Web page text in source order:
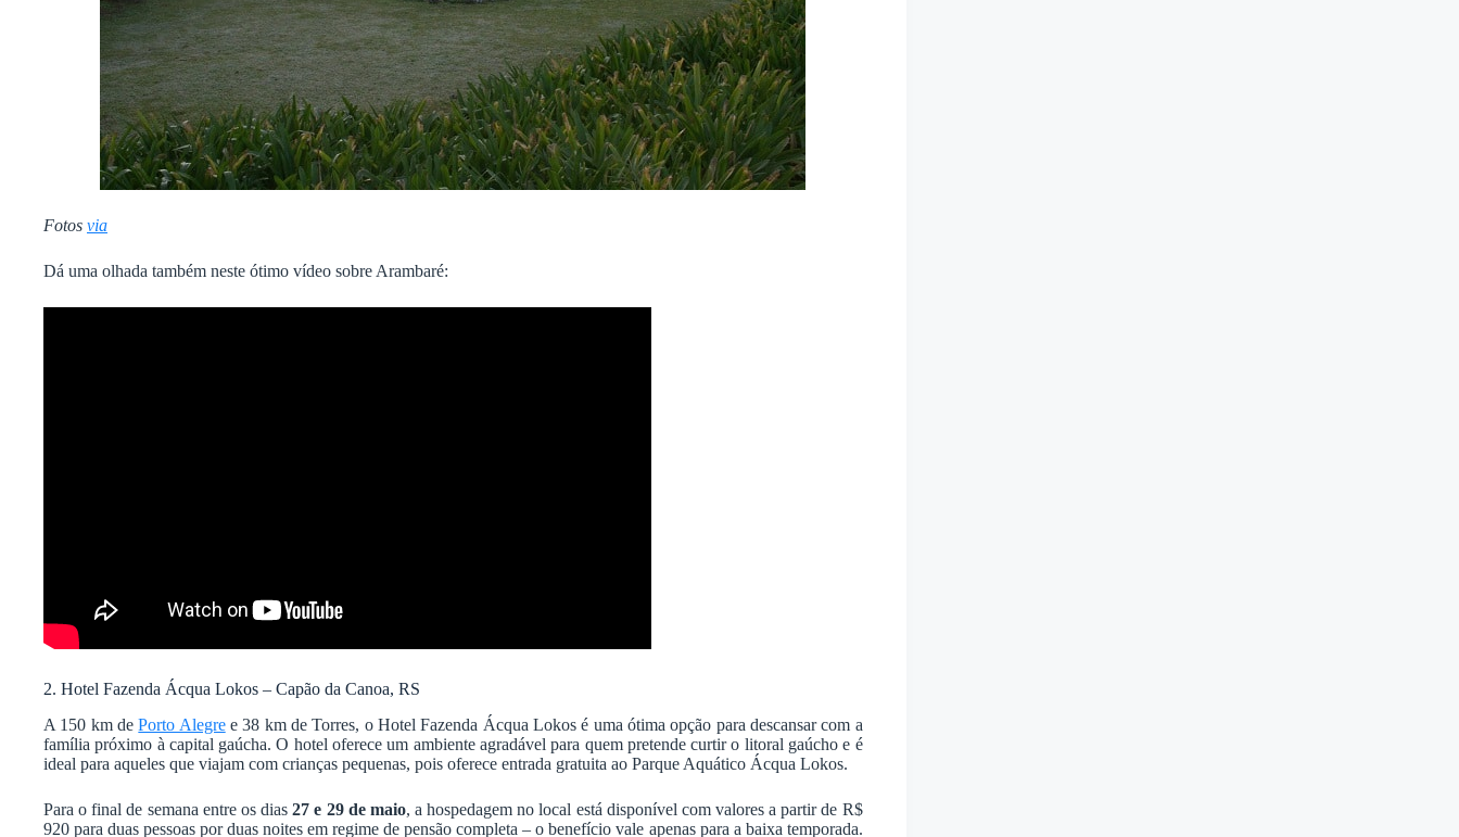
Fotos via
Dá uma olhada também neste ótimo vídeo sobre Arambaré:
2. Hotel Fazenda Ácqua Lokos – Capão da Canoa, RS
A 150 km dePorto Alegree 38 km de Torres, o Hotel Fazenda Ácqua Lokos é uma ótima opção para descansar com a
família próximo à capital gaúcha. O hotel oferece um ambiente agradável para quem pretende curtir o litoral gaúcho e é
ideal para aqueles que viajam com crianças pequenas, pois oferece entrada gratuita ao Parque Aquático Ácqua Lokos.
Para o final de semana entre os dias27 e 29 de maio, a hospedagem no local está disponível com valores a partir de R$
920 para duas pessoas por duas noites em regime de pensão completa – o benefício vale apenas para a baixa temporada.